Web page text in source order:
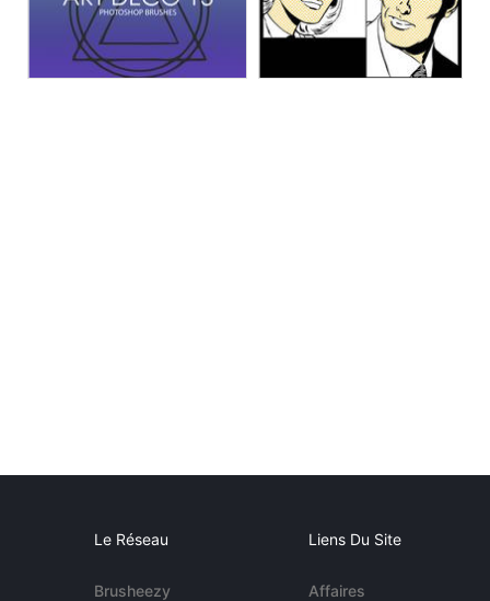
Le Réseau
Brusheezy
Liens Du Site
Affaires